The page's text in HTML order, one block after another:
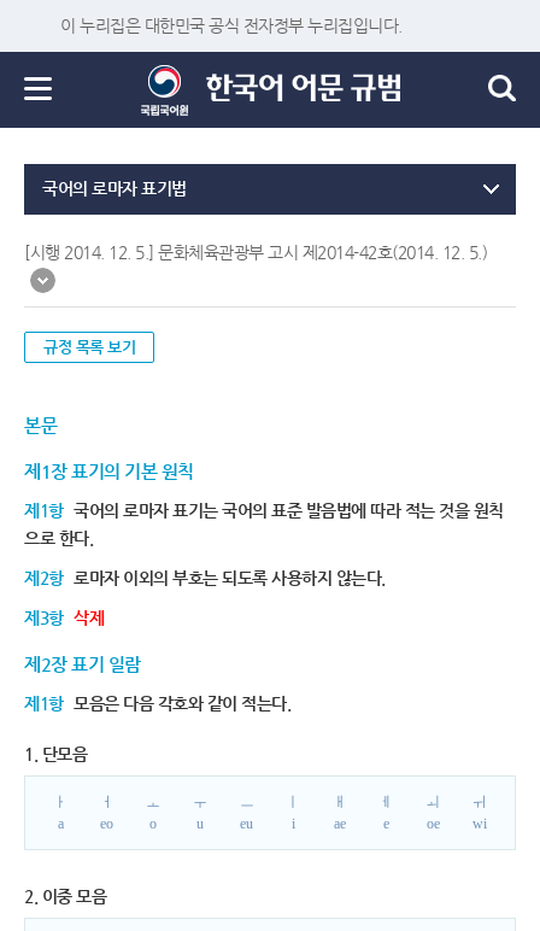
이 누리집은 대한민국 공식 전자정부 누리집입니다.
국어의 로마자 표기법
[시행 2014. 12. 5.] 문화체육관광부 고시 제2014-42호(2014. 12. 5.)
규정 목록 보기
본문
제1장 표기의 기본 원칙
제1항 국어의 로마자 표기는 국어의 표준 발음법에 따라 적는 것을 원칙
으로 한다.
제2항 로마자 이외의 부호는 되도록 사용하지 않는다.
제3항 삭제
제2장 표기 일람
제1항 모음은 다음 각호와 같이 적는다.
1. 단모음
ㅏ
a
ㅓ
eo
ㅗ
o
ㅜ
u
ㅡ
eu
i
ㅐ
ae
ㅔ
e
ㅚ
oe
ㅟ
wi
2. 이중 모음